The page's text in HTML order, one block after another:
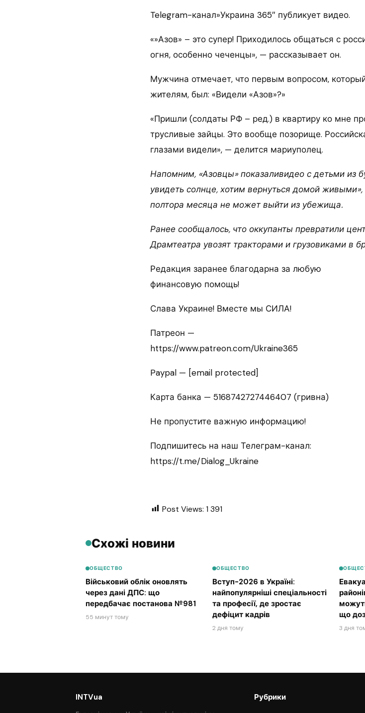
Telegram-канал»Украина 365″ публикует видео.
«»Азов» – это супер! Приходилось общаться с
огня, особенно чеченцы», — рассказывает он.
Мужчина отмечает, что первым вопросом,
жителям, был: «Видели «Азов»?»
«Пришли (солдаты РФ – ред.) в квартиру ко мне
трусливые зайцы. Это вообще позорище.
глазами видели», — делится мариуполец.
Напомним, «Азовцы» показаливидео с детьми из
увидеть солнце, хотим вернуться домой
полтора месяца не может выйти из убежища.
Ранее сообщалось, что оккупанты превратили
Драмтеатра увозят тракторами и грузовиками в
Редакция заранее благодарна за любую
финансовую помощь!
Слава Украине! Вместе мы СИЛА!
Патреон —
https://www.patreon.com/Ukraine365
Paypal — [email protected]
Карта банка — 5168742727446407 (гривна)
Не пропустите важную информацию!
Подпишитесь на наш Телеграм-канал:
https://t.me/Dialog_Ukraine
Post Views: 1 391
Схожі новини
ОБЩЕСТВО
Військовий облік оновлять
через дані ДПС: що
передбачає постанова №981
55 минут тому
ОБЩЕСТВО
Вступ-2026 в Україні:
найпопулярніші спеціальності
та професії, де зростає
дефіцит кадрів
2 дня тому
що
3 дня
INTVua Рубрики